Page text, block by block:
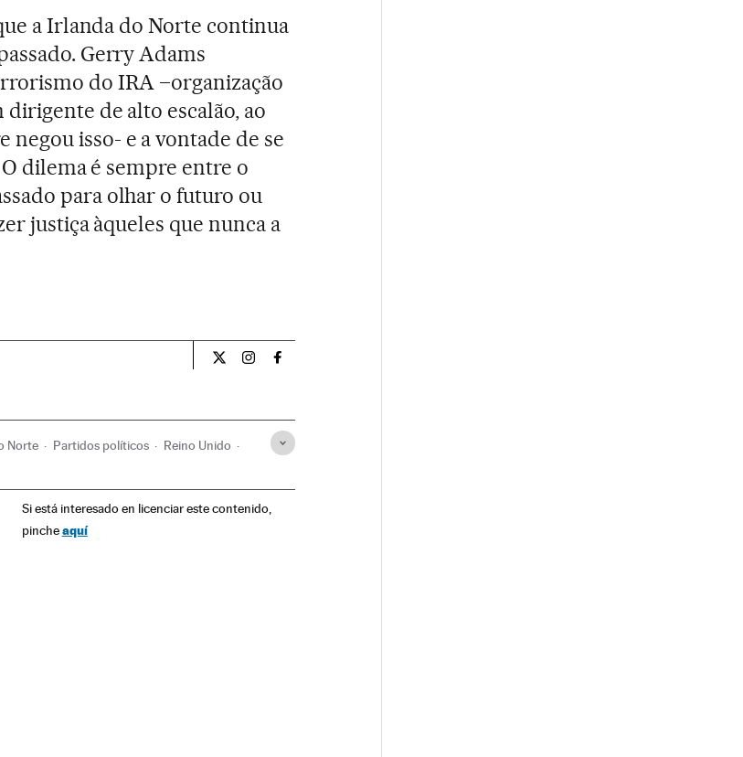
a Irlanda do Norte continua
Gerry Adams
do IRA –organização
de alto escalão, ao
isso- e a vontade de se
dilema é sempre entre o
para olhar o futuro ou
justiça àqueles que nunca a
Internacional El País Brasil en Twitter
Internacional El País Brasil en Instagram
Internacional El País Brasil en Facebook
Norte Partidos políticos Reino Unido
Si está interesado en licenciar este contenido,
pincheaquí